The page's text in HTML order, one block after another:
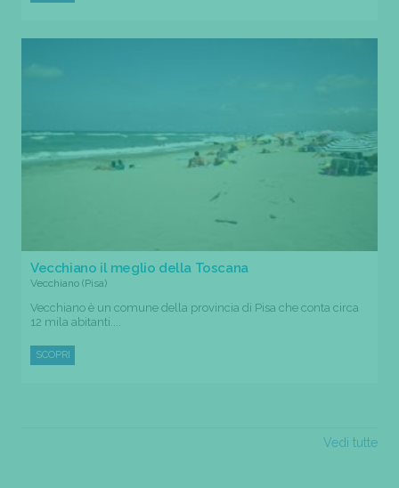
Vecchiano il meglio della Toscana
Vecchiano (Pisa)
Vecchiano è un comune della provincia di Pisa che conta circa
12 mila abitanti....
SCOPRI
Vedi tutte